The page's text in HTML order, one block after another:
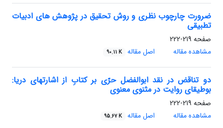
ضرورت چارچوب نظری و روش تحقیق در پژوهش های ادبیات
تطبیقی
صفحه 219-222
مشاهده مقاله
اصل مقاله 90.11 K
دو تناقض در نقد ابوالفضل حرّی بر کتابِ از اشارتهای دریا:
بوطیقای روایت در مثنوی معنوی
صفحه 219-222
مشاهده مقاله
اصل مقاله 95.67 K